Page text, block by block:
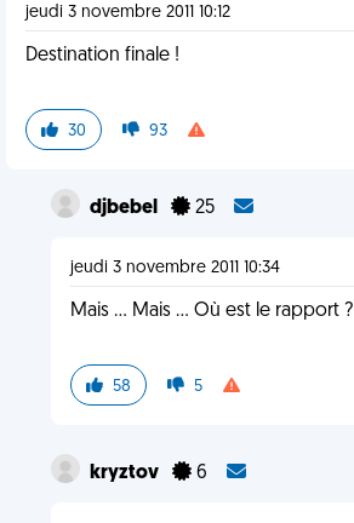
jeudi 3 novembre 2011 10:12
Destination finale !
30 93
djbebel 25
jeudi 3 novembre 2011 10:34
Mais ... Mais ... Où est le rapport ?
58 5
kryztov 6